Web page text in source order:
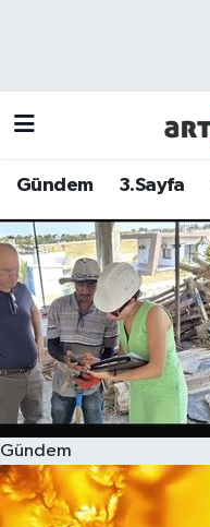
Gündem 3.Sayfa
Gündem